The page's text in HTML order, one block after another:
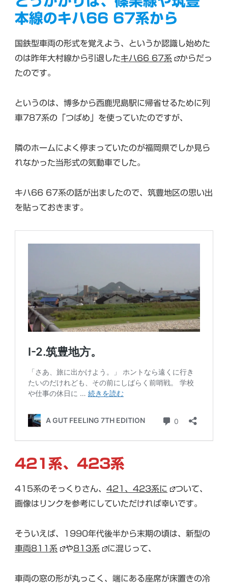
本線のキハ66 67系から
国鉄型車両の形式を覚えよう、というか認識し始めた
のは昨年大村線から引退したキハ66 67系
からだっ
たのです。
というのは、博多から西鹿児島駅に帰省せるために列
車787系の「つばめ」を使っていたのですが、
隣のホームによく停まっていたのが福岡県でしか見ら
れなかった当形式の気動車でした。
キハ66 67系の話が出ましたので、筑豊地区の思い出
を貼っておきます。
421系、423系
415系のそっくりさん、 421、423系に
ついて、
画像はリンクを参考にしていただければ幸いです。
そういえば、1990年代後半から末期の頃は、新型の
車両811系
や813系 に混じって、
車両の窓の形が丸っこく、端にある座席が床置きの冷